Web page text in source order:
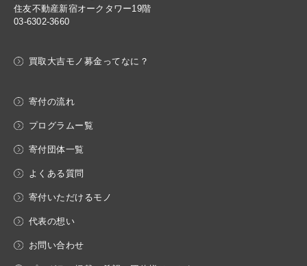
住友不動産新宿オークタワー19階
03-6302-3660
買取大吉モノ募金ってなに？
寄付の流れ
プログラムー覧
寄付団体一覧
よくある質問
寄付いただけるモノ
代表の想い
お問い合わせ